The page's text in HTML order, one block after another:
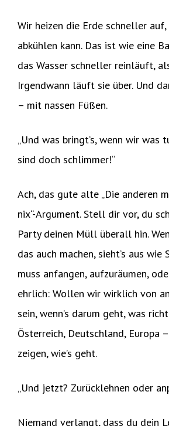
Wir heizen die Erde schneller
abkühlen kann. Das ist wie eine
das Wasser schneller reinläuft,
Irgendwann läuft sie über. Und
– mit nassen Füßen.
„Und was bringt’s, wenn wir was
sind doch schlimmer!“
Ach, das gute alte „Die anderen
nix“-Argument. Stell dir vor, du
Party deinen Müll überall hin.
das auch machen, sieht’s aus wie
muss anfangen, aufzuräumen,
ehrlich: Wollen wir wirklich von
sein, wenn’s darum geht, was
Österreich, Deutschland, Europa
zeigen, wie’s geht.
„Und jetzt? Zurücklehnen oder
Niemand verlangt, dass du dein